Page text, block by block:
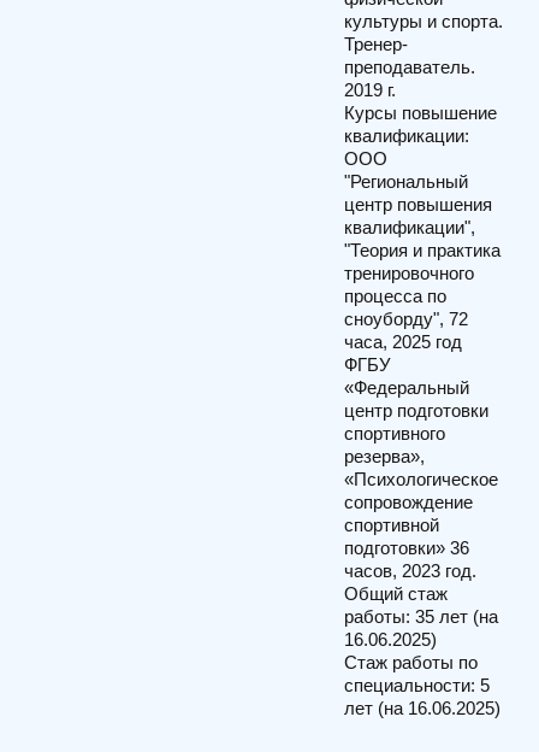
культуры и спорта.
Тренер-
преподаватель.
2019 г.
Курсы повышение
квалификации:
ООО
"Региональный
центр повышения
квалификации",
"Теория и практика
тренировочного
процесса по
сноуборду", 72
часа, 2025 год
ФГБУ
«Федеральный
центр подготовки
спортивного
резерва»,
«Психологическое
сопровождение
спортивной
подготовки» 36
часов, 2023 год.
Общий стаж
работы: 35 лет (на
16.06.2025)
Стаж работы по
специальности: 5
лет (на 16.06.2025)